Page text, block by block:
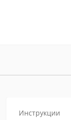
Инструкции